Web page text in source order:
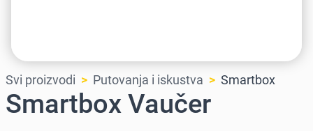
Svi proizvodi Putovanja i iskustva Smartbox
Smartbox Vaučer